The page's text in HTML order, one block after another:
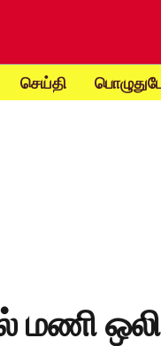
செய்தி
மணி